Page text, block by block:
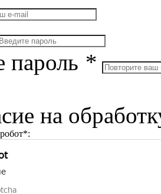
пароль *
на